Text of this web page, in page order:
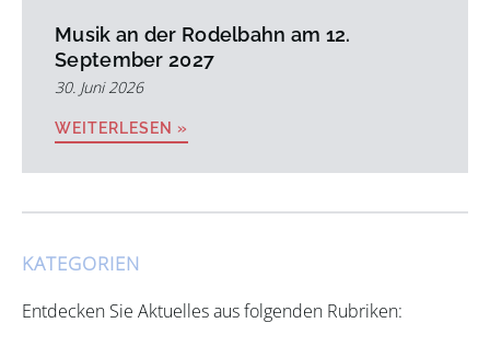
Musik an der Rodelbahn am 12.
September 2027
30. Juni 2026
WEITERLESEN »
KATEGORIEN
Entdecken Sie Aktuelles aus folgenden Rubriken: